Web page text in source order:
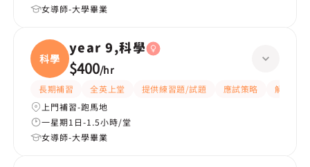
女導師-大學畢業
科學
year 9,科學
$400/hr
長期補習 全英上堂 提供練習題/試題 應試策略
解題思路
上門補習-跑馬地
一星期1日-1.5小時/堂
女導師-大學畢業